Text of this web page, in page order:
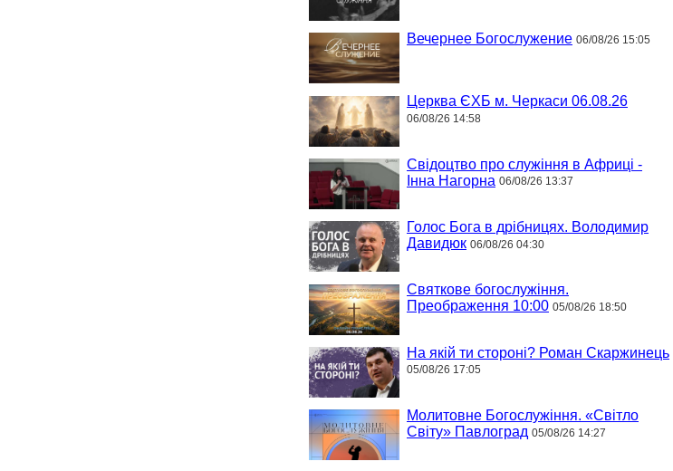
Вечернее Богослужение 06/08/26 15:05
Церква ЄХБ м. Черкаси 06.08.26
06/08/26 14:58
Свідоцтво про служіння в Африці -
Інна Нагорна 06/08/26 13:37
Голос Бога в дрібницях. Володимир
Давидюк 06/08/26 04:30
Святкове богослужіння.
Преображення 10:00 05/08/26 18:50
На якій ти стороні? Роман Скаржинець
05/08/26 17:05
Молитовне Богослужіння. «Світло
Світу» Павлоград 05/08/26 14:27